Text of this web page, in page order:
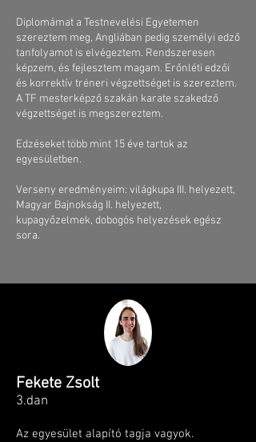
Diplomámat a Testnevelési Egyetemen
szereztem meg, Angliában pedig személyi edző
tanfolyamot is elvégeztem. Rendszeresen
képzem, és fejlesztem magam. Erőnléti edzői
és korrektív tréneri végzettséget is szereztem.
A TF mesterképző szakán karate szakedző
végzettséget is megszereztem.
Edzéseket több mint 15 éve tartok az
egyesületben.
Verseny eredményeim: világkupa III. helyezett,
Magyar Bajnokság II. helyezett,
kupagyőzelmek, dobogós helyezések egész
sora.
Fekete Zsolt
3.dan
Az egyesület alapító tagja vagyok.